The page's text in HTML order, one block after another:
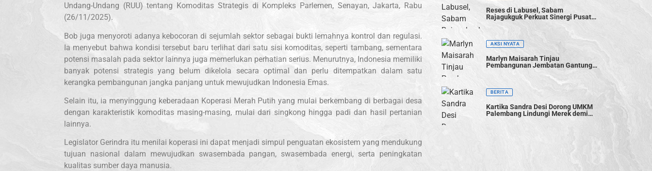
Undang-Undang (RUU) tentang Komoditas Strategis di Kompleks Parlemen, Senayan, Jakarta, Rabu
(26/11/2025).
Bob juga menyoroti adanya kebocoran di sejumlah sektor sebagai bukti lemahnya kontrol dan regulasi.
Ia menyebut bahwa kondisi tersebut baru terlihat dari satu sisi komoditas, seperti tambang, sementara
potensi masalah pada sektor lainnya juga memerlukan perhatian serius. Menurutnya, Indonesia memiliki
banyak potensi strategis yang belum dikelola secara optimal dan perlu ditempatkan dalam satu
kerangka pembangunan jangka panjang untuk mewujudkan Indonesia Emas.
Selain itu, ia menyinggung keberadaan Koperasi Merah Putih yang mulai berkembang di berbagai desa
dengan karakteristik komoditas masing-masing, mulai dari singkong hingga padi dan hasil pertanian
lainnya.
Legislator Gerindra itu menilai koperasi ini dapat menjadi simpul penguatan ekosistem yang mendukung
tujuan nasional dalam mewujudkan swasembada pangan, swasembada energi, serta peningkatan
kualitas sumber daya manusia.
Reses di Labusel, Sabam
Rajagukguk Perkuat Sinergi Pusat-
AKSI NYATA
Marlyn Maisarah Tinjau
Pembangunan Jembatan Gantung
Cibeber, Pastikan Aspirasi Warga
BERITA
Kartika Sandra Desi Dorong UMKM
Palembang Lindungi Merek demi